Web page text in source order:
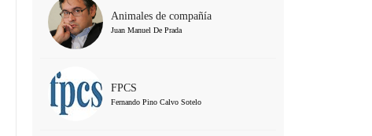
Animales de compañía
Juan Manuel De Prada
FPCS
Fernando Pino Calvo Sotelo